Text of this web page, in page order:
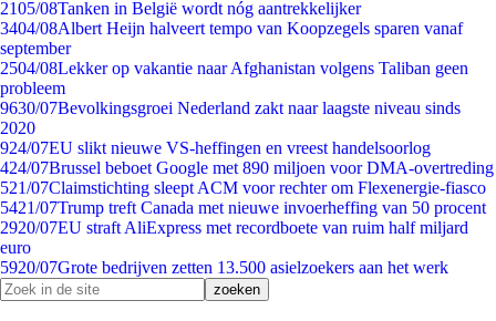
2105/08Tanken in België wordt nóg aantrekkelijker
3404/08Albert Heijn halveert tempo van Koopzegels sparen vanaf
september
2504/08Lekker op vakantie naar Afghanistan volgens Taliban geen
probleem
9630/07Bevolkingsgroei Nederland zakt naar laagste niveau sinds
2020
924/07EU slikt nieuwe VS-heffingen en vreest handelsoorlog
424/07Brussel beboet Google met 890 miljoen voor DMA-overtreding
521/07Claimstichting sleept ACM voor rechter om Flexenergie-fiasco
5421/07Trump treft Canada met nieuwe invoerheffing van 50 procent
2920/07EU straft AliExpress met recordboete van ruim half miljard
euro
5920/07Grote bedrijven zetten 13.500 asielzoekers aan het werk